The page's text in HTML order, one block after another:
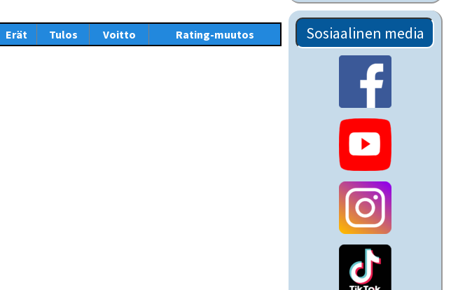
Erät Tulos Voitto Rating-muutos Sosiaalinen media